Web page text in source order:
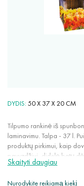
DYDIS 50 X 37 X 20 CM
Tilpumo rankinė iš
laminavimu. Talpa - 37 l.
produktų pirkimui, kaip
pavyzdžiui, didelę batų
patogios kasdieniam
Skaityti daugiau
Nurodykite reikiamą kiekį